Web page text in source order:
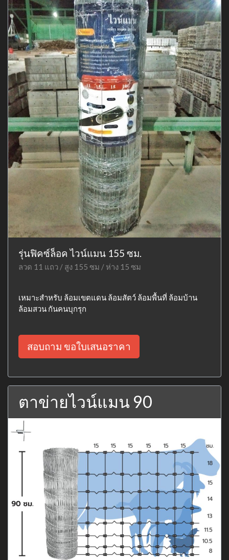
รุ่นฟิคซ์ล็อค ไวน์แมน 155 ซม.
ลวด 11 แถว / สูง 155 ซม / ห่าง 15 ซม
เหมาะสำหรับ ล้อมเขตแดน ล้อมสัตว์ ล้อมพื้นที่ ล้อมบ้าน
ล้อมสวน กันคนบุกรุก
สอบถาม ขอใบเสนอราคา
ตาข่ายไวน์แมน 90